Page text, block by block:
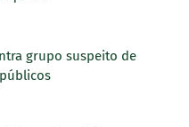
grupo suspeito de